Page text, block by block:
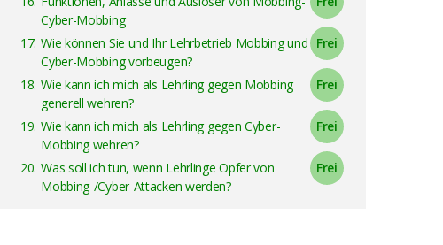
Cyber-Mobbing
17. Wie können Sie und Ihr Lehrbetrieb Mobbing und
Cyber-Mobbing vorbeugen?
18. Wie kann ich mich als Lehrling gegen Mobbing
generell wehren?
19. Wie kann ich mich als Lehrling gegen Cyber-
Mobbing wehren?
20. Was soll ich tun, wenn Lehrlinge Opfer von
Mobbing-/Cyber-Attacken werden?